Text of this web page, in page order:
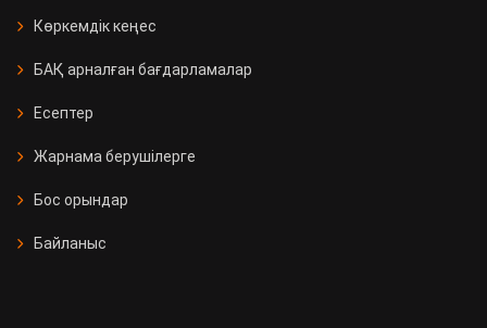
Көркемдік кеңес
БАҚ арналған бағдарламалар
Есептер
Жарнама берушілерге
Бос орындар
Байланыс